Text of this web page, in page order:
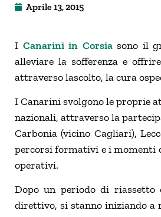
Aprile 13, 2015
I Canarini in Corsiasono il
alleviare la sofferenza e
attraverso lascolto, la cura
I Canarini svolgono le proprie
nazionali, attraverso la
Carbonia (vicino Cagliari),
percorsi formativi e i momenti
operativi.
Dopo un periodo di riassetto
direttivo, si stanno iniziando a